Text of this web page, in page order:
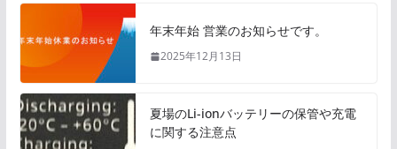
年末年始 営業のお知らせです。
2025年12月13日
夏場のLi-ionバッテリーの保管や充電
に関する注意点